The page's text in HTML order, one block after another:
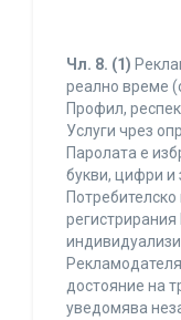
Чл. 8. (1)
реално време
Профил,
Услуги чрез
Паролата е
букви, цифри и
достояние на
уведомява